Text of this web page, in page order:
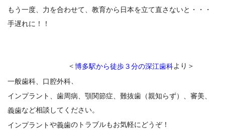
もう一度、力を合わせて、教育から日本を立て直さないと・・・
手遅れに！！
＜博多駅から徒歩３分の深江歯科より＞
一般歯科、口腔外科
インプラント
歯周病 、顎関節症、難抜歯（親知らず）、審美、
義歯など相談してください。
インプラントや義歯のトラブルもお気軽にどうぞ！